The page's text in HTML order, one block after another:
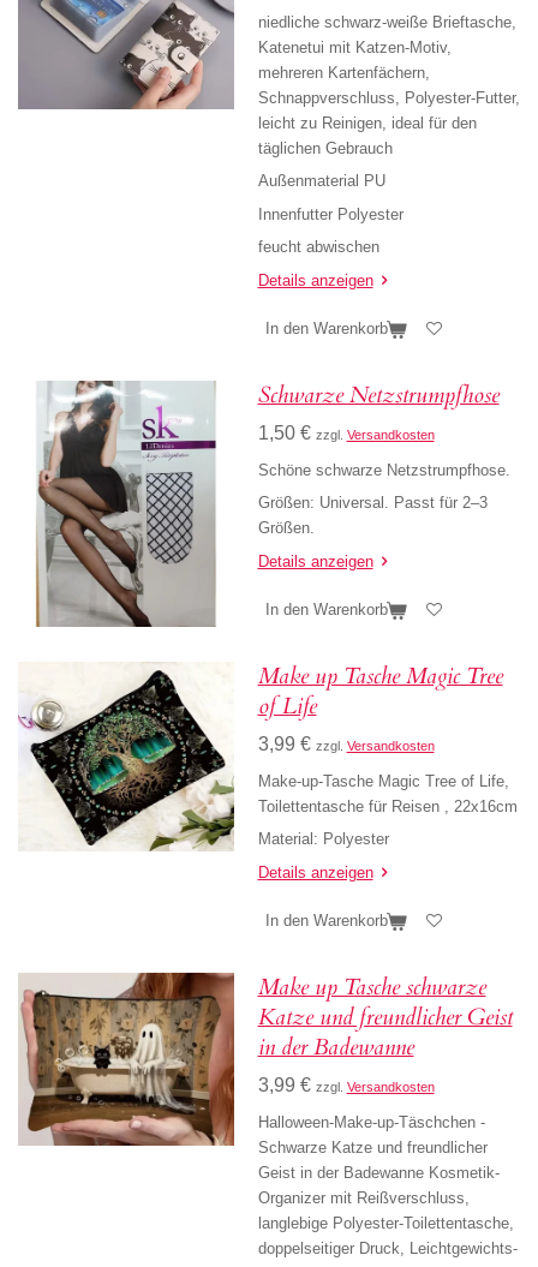
niedliche schwarz-weiße Brieftasche,
Katenetui mit Katzen-Motiv,
mehreren Kartenfächern,
Schnappverschluss, Polyester-Futter,
leicht zu Reinigen, ideal für den
täglichen Gebrauch
Außenmaterial PU
Innenfutter Polyester
feucht abwischen
Details anzeigen
In den Warenkorb
Schwarze Netzstrumpfhose
1,50 € zzgl. Versandkosten
Schöne schwarze Netzstrumpfhose.
Größen: Universal. Passt für 2–3
Größen.
Details anzeigen
In den Warenkorb
Make up Tasche Magic Tree
of Life
3,99 € zzgl. Versandkosten
Make-up-Tasche Magic Tree of Life,
Toilettentasche für Reisen , 22x16cm
Material: Polyester
Details anzeigen
In den Warenkorb
Make up Tasche schwarze
Katze und freundlicher Geist
in der Badewanne
3,99 € zzgl. Versandkosten
Halloween-Make-up-Täschchen -
Schwarze Katze und freundlicher
Geist in der Badewanne Kosmetik-
Organizer mit Reißverschluss,
anglebige Polyester-Toilettentasche,
doppelseitiger Druck, Leichtgewichts-